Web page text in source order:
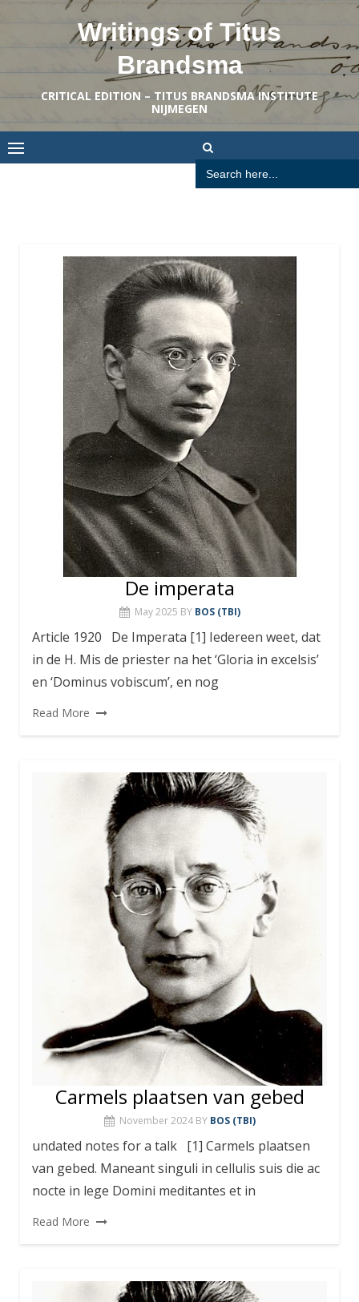
Writings of Titus
Brandsma
CRITICAL EDITION – TITUS BRANDSMA INSTITUTE
NIJMEGEN
Search
for:
De imperata
May 2025 BY BOS (TBI)
Article 1920 De Imperata [1] Iedereen weet, dat
in de H. Mis de priester na het ‘Gloria in excelsis’
en ‘Dominus vobiscum’, en nog
Read More
Carmels plaatsen van gebed
November 2024 BY BOS (TBI)
undated notes for a talk [1] Carmels plaatsen
van gebed. Maneant singuli in cellulis suis die ac
nocte in lege Domini meditantes et in
Read More